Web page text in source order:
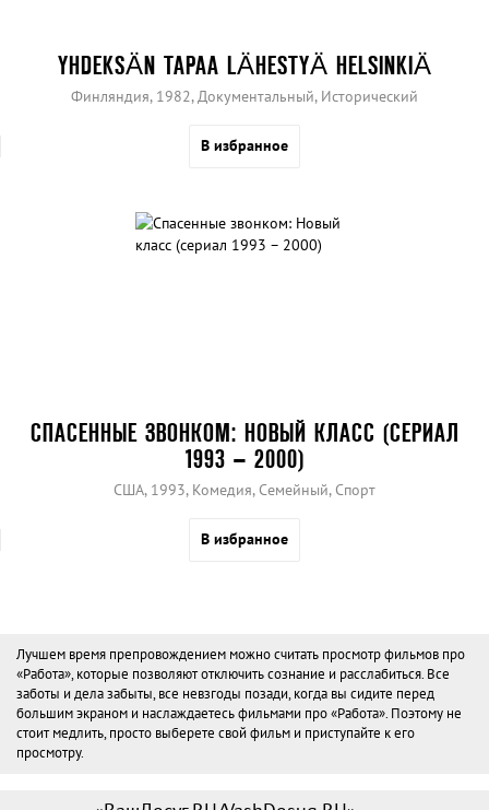
YHDEKSÄN TAPAA LÄHESTYÄ HELSINKIÄ
Финляндия, 1982, Документальный, Исторический
В избранное
СПАСЕННЫЕ ЗВОНКОМ: НОВЫЙ КЛАСС (СЕРИАЛ
1993 – 2000)
США, 1993, Комедия, Семейный, Спорт
В избранное
Лучшем время препровождением можно считать просмотр фильмов про
«Работа», которые позволяют отключить сознание и расслабиться. Все
заботы и дела забыты, все невзгоды позади, когда вы сидите перед
большим экраном и наслаждаетесь фильмами про «Работа». Поэтому не
стоит медлить, просто выберете свой фильм и приступайте к его
просмотру.